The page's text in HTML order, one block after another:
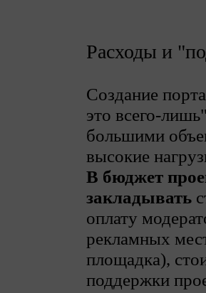
Расходы и
Создание
это всего-
большими
высокие
В бюджет
закладывать
оплату
рекламных
площадка),
поддержки